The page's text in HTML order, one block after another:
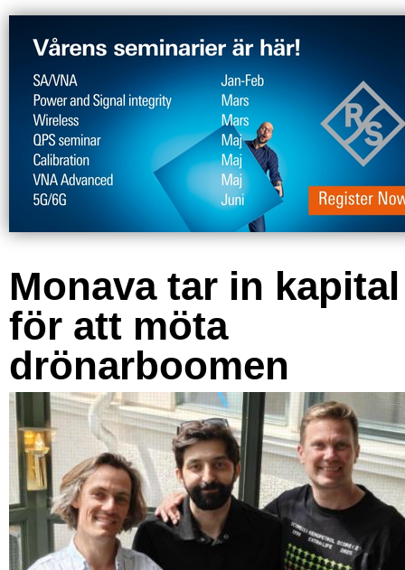
Monava tar in kapital
för att möta
drönarboomen